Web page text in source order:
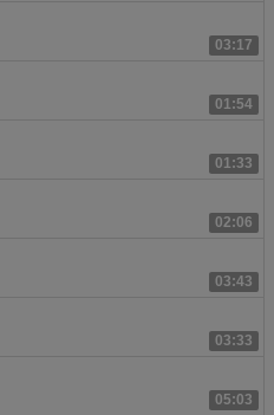
03:17
01:54
01:33
02:06
03:43
03:33
05:03